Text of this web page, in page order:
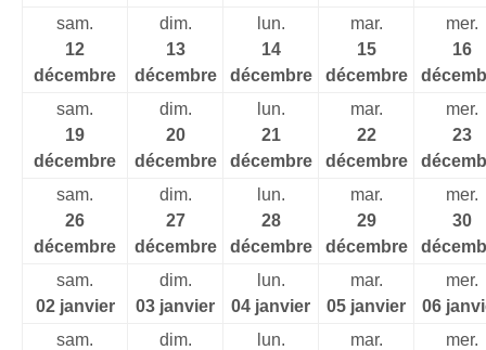
sam.
12
décembre
dim.
13
décembre
lun.
14
décembre
mar.
15
décembre
mer.
16
sam.
19
décembre
dim.
20
décembre
lun.
21
décembre
mar.
22
décembre
mer.
23
sam.
26
décembre
dim.
27
décembre
lun.
28
décembre
mar.
29
décembre
mer.
30
sam.
02 janvier
dim.
03 janvier
lun.
04 janvier
mar.
05 janvier
mer.
06
sam.
dim.
lun.
mar.
mer.